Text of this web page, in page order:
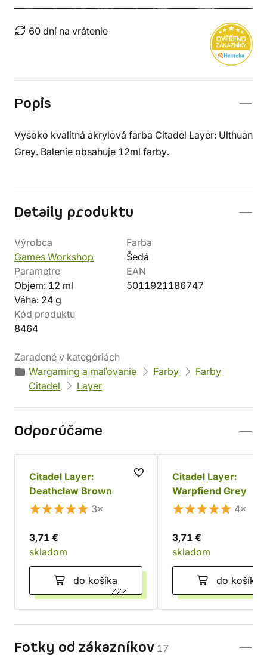
60 dní na vrátenie
Popis
Vysoko kvalitná akrylová farba Citadel Layer: Ulthuan
Grey. Balenie obsahuje 12ml farby.
Detaily produktu
Výrobca
Games Workshop
Farba
Šedá
Parametre
Objem: 12 ml
Váha: 24 g
EAN
5011921186747
Kód produktu
8464
Zaradené v kategóriách
Wargaming a maľovanie
Farby
Farby
Citadel
Layer
Odporúčame
Citadel Layer:
Deathclaw Brown
3×
3,71 €
skladom
do košíka
Citadel Layer:
Warpfiend Grey
4×
3,71 €
skladom
do košíka
Fotky od zákazníkov 17